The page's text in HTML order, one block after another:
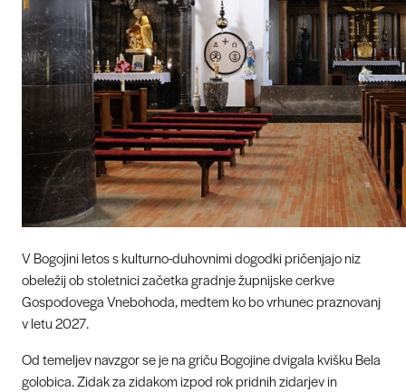
V Bogojini letos s kulturno-duhovnimi dogodki pričenjajo niz
obeležij ob stoletnici začetka gradnje župnijske cerkve
Gospodovega Vnebohoda, medtem ko bo vrhunec praznovanj
v letu 2027.
Od temeljev navzgor se je na griču Bogojine dvigala kvišku Bela
golobica. Zidak za zidakom izpod rok pridnih zidarjev in